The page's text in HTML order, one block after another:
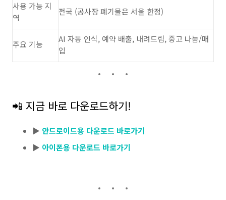
사용 가능 지
역
전국 (공사장 폐기물은 서울 한정)
주요 기능
AI 자동 인식, 예약 배출, 내려드림, 중고 나눔/매
입
📲 지금 바로 다운로드하기!
▶ 안드로이드용 다운로드 바로가기
▶ 아이폰용 다운로드 바로가기